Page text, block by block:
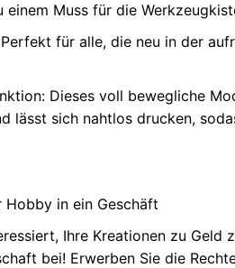
einem Muss für die
für alle, die neu in der
Dieses voll bewegliche
lässt sich nahtlos drucken,
Hobby in ein Geschäft
Ihre Kreationen zu Geld
bei! Erwerben Sie die